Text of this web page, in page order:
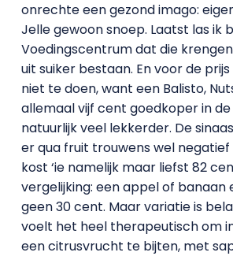
onrechte een gezond imago:
Jelle gewoon snoep. Laatst las ik
Voedingscentrum dat die
uit suiker bestaan. En voor de
niet te doen, want een Balisto,
allemaal vijf cent goedkoper in de
natuurlijk veel lekkerder. De
er qua fruit trouwens wel negatief
kost ‘ie namelijk maar liefst 82
vergelijking: een appel of banaan
geen 30 cent. Maar variatie is
voelt het heel therapeutisch om
een citrusvrucht te bijten, met